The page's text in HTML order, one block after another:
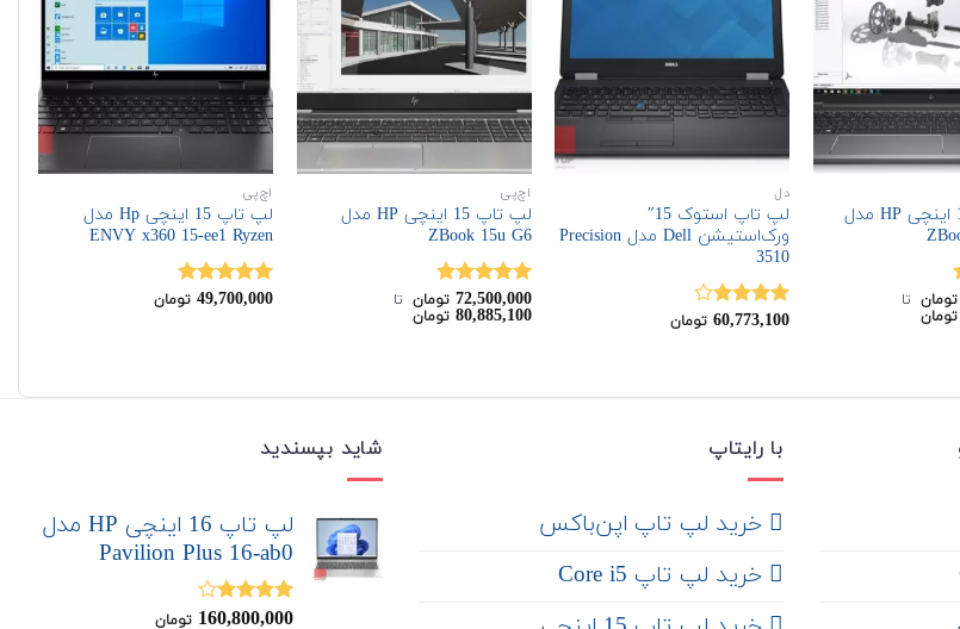
لپ تاپ 15.6 اینچی HP مدل
تومان ‌ تا ‌
تومان
دل
لپ تاپ استوک 15″
ورک‌استیشن Dell مدل Precision
3510
نمره
60,773,100 تومان
اچ‌پی
لپ تاپ 15 اینچی HP مدل
ZBook 15u G6
نمره5.00
از 5
72,500,000 تومان ‌ تا ‌
80,885,100 تومان
اچ‌پی
لپ تاپ 15 اینچی Hp مدل
ENVY x360 15-ee1 Ryzen
نمره5.00
49,700,000 تومان
با رایتاپ
‌ خرید لپ تاپ اپن‌باکس
خرید لپ تاپ Core i5
شاید بپسندید
لپ تاپ 16 اینچی HP مدل
Pavilion Plus 16-ab0
نمره
160,800,000 تومان